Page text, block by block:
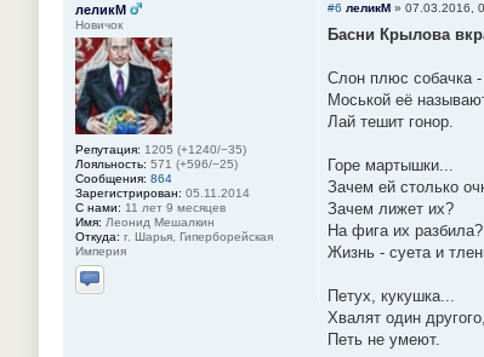
леликМ
Новичок
Репутация: 1205 (+1240/−35)
Лояльность: 571 (+596/−25)
Сообщения: 864
Зарегистрирован: 05.11.2014
С нами: 11 лет 9 месяцев
Имя: Леонид Мешалкин
Откуда: г. Шарья, Гиперборейская
Империя
Отправить личное сообщение
#6 леликМ » 07.03.2016,
Басни Крылова
Слон плюс собачка -
Моськой её
Лай тешит гонор.
Горе мартышки...
Зачем ей столько
Зачем лижет их?
На фига их разбила?
Жизнь - суета и
Петух, кукушка...
Хвалят один другого,
Петь не умеют.